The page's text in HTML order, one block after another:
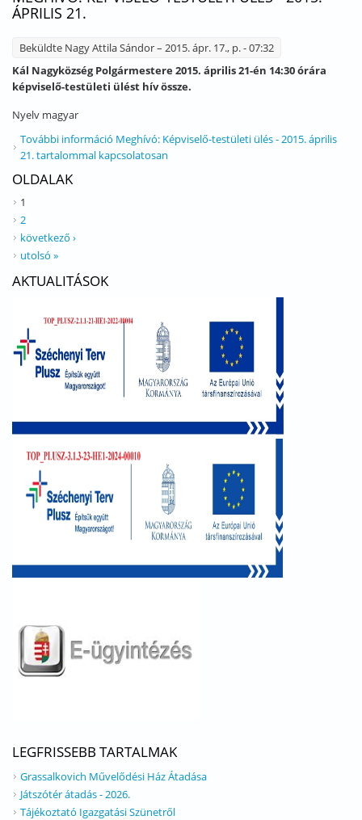
ÁPRILIS 21.
Beküldte Nagy Attila Sándor– 2015. ápr. 17., p. - 07:32
Kál Nagyközség Polgármestere 2015. április 21-én 14:30 órára
képviselő-testületi ülést hív össze.
Nyelv magyar
További információ Meghívó: Képviselő-testületi ülés - 2015. április
21. tartalommal kapcsolatosan
OLDALAK
1
2
következő ›
utolsó »
AKTUALITÁSOK
LEGFRISSEBB TARTALMAK
Grassalkovich Művelődési Ház Átadása
Játszótér átadás - 2026.
Tájékoztató Igazgatási Szünetről